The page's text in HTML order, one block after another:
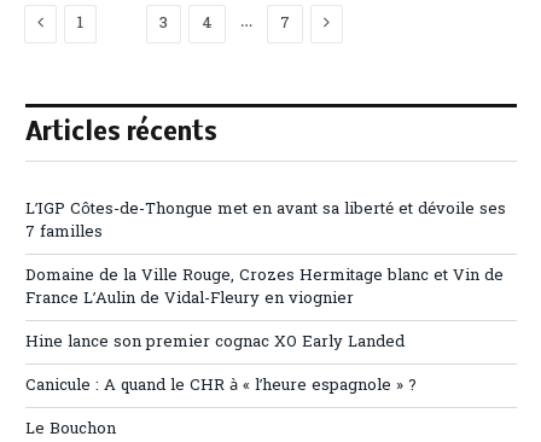
Previous
1 3 4 … 7 Next
Articles récents
L’IGP Côtes-de-Thongue met en avant sa liberté et dévoile ses
7 familles
Domaine de la Ville Rouge, Crozes Hermitage blanc et Vin de
France L’Aulin de Vidal-Fleury en viognier
Hine lance son premier cognac XO Early Landed
Canicule : A quand le CHR à « l’heure espagnole » ?
Le Bouchon